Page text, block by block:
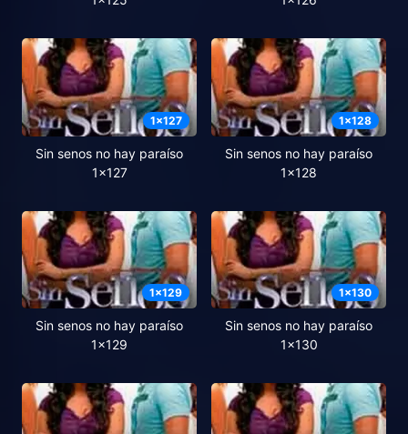
1x127
Sin senos no hay paraíso
1x127
1x128
Sin senos no hay paraíso
1x128
1x129
Sin senos no hay paraíso
1x129
1x130
Sin senos no hay paraíso
1x130